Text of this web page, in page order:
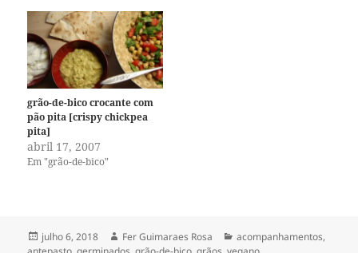
grão-de-bico crocante com
pão pita [crispy chickpea
pita]
abril 17, 2007
Em "grão-de-bico"
Publicado
em
julho 6, 2018 Autor
Fer Guimaraes Rosa Categorias
acompanhamentos,